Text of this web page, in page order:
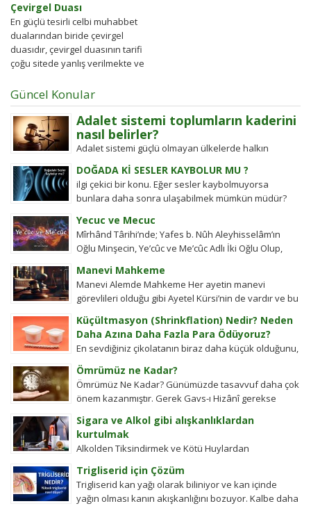
Çevirgel Duası
En güçlü tesirli celbi muhabbet
dualarından biride çevirgel
duasıdır, çevirgel duasının tarifi
çoğu sitede yanlış verilmekte ve
yönlendirilmektedir...
Güncel Konular
Adalet sistemi toplumların kaderini
nasıl belirler?
Adalet sistemi güçlü olmayan ülkelerde halkın
değişim gücü tarihten bugüne toplumsal hareketleri
şekillendirdi. Detayları keşfedin!
DOĞADA Kİ SESLER KAYBOLUR MU ?
ilgi çekici bir konu. Eğer sesler kaybolmuyorsa
bunlara daha sonra ulaşabilmek mümkün müdür?
Yecuc ve Mecuc
Mîrhând Târihi’nde; Yafes b. Nûh Aleyhisselâm’ın
Oğlu Minşecin, Ye’cûc ve Me’cûc Adlı İki Oğlu Olup,
Manevi Mahkeme
Manevi Alemde Mahkeme Her ayetin manevi
görevlileri olduğu gibi Ayetel Kürsi’nin de vardır ve bu
Küçültmasyon (Shrinkflation) Nedir? Neden
Daha Azına Daha Fazla Para Ödüyoruz?
En sevdiğiniz çikolatanın biraz daha küçük olduğunu,
aynı büyüklükteki pakette daha az bisküvi
bulunduğunu veya cips torbalarının daha fazla
hava...
Ömrümüz ne Kadar?
Ömrümüz Ne Kadar? Günümüzde tasavvuf daha çok
önem kazanmıştır. Gerek Gavs-ı Hizânî gerekse
değildi....
Sigara ve Alkol gibi alışkanlıklardan
kurtulmak
Alkolden Tiksindirmek ve Kötü Huylardan
Huylardan Vazgecirmek icin Okumak için belli bir
zamanı yok...
Trigliserid için Çözüm
Trigliserid kan yağı olarak biliniyor ve kan içinde
yağın olması kanın akışkanlığını bozuyor. Kalbe daha